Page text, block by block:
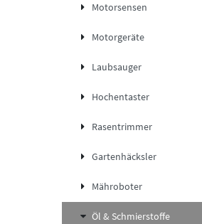
Motorsensen
Motorgeräte
Laubsauger
Hochentaster
Rasentrimmer
Gartenhäcksler
Mähroboter
Öl & Schmierstoffe